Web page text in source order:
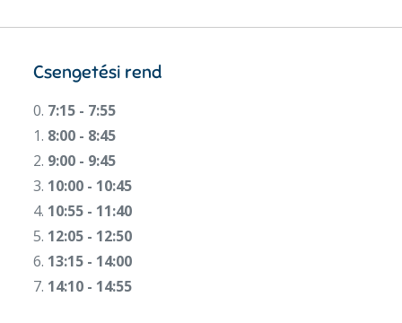
Csengetési rend
0. 7:15 - 7:55
1. 8:00 - 8:45
2. 9:00 - 9:45
3. 10:00 - 10:45
4. 10:55 - 11:40
5. 12:05 - 12:50
6. 13:15 - 14:00
7. 14:10 - 14:55